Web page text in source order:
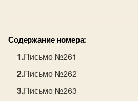
Содержание номера:
Письмо №261
Письмо №262
Письмо №263